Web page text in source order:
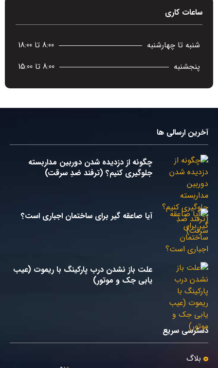
ساعات کاری
شنبه تا چهارشنبه
8:00 تا 18:00
پنجشنبه
8:00 تا 15:00
آخرین ارسالی ها
چگونه از دزدیده شدن دوربین مداربسته
جلوگیری کنیم؟ (ترفند ضدِ سرقت)
آیا صاعقه گیر برای ساختمان اجباری است؟
علت باز نشدن درب پارکینگ با ریموت (عیب
یابی جک و موتور)
دسترسی سریع
بلاگ